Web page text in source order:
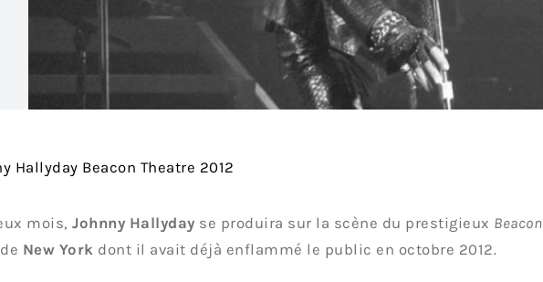
mois, Johnny Hallyday se produira sur la scène du prestigieux Beacon
de New York dont il avait déjà enflammé le public en octobre 2012.